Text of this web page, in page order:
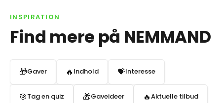
INSPIRATION
Find mere på NEMMAND
🎁Gaver 🔥 Indhold 💝Interesse
🎯Tag en quiz 🎁Gaveideer 🔥Aktuelle tilbud